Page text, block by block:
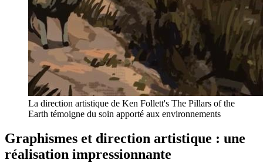
La direction artistique de Ken Follett's The Pillars of the
Earth témoigne du soin apporté aux environnements
Graphismes et direction artistique : une
réalisation impressionnante